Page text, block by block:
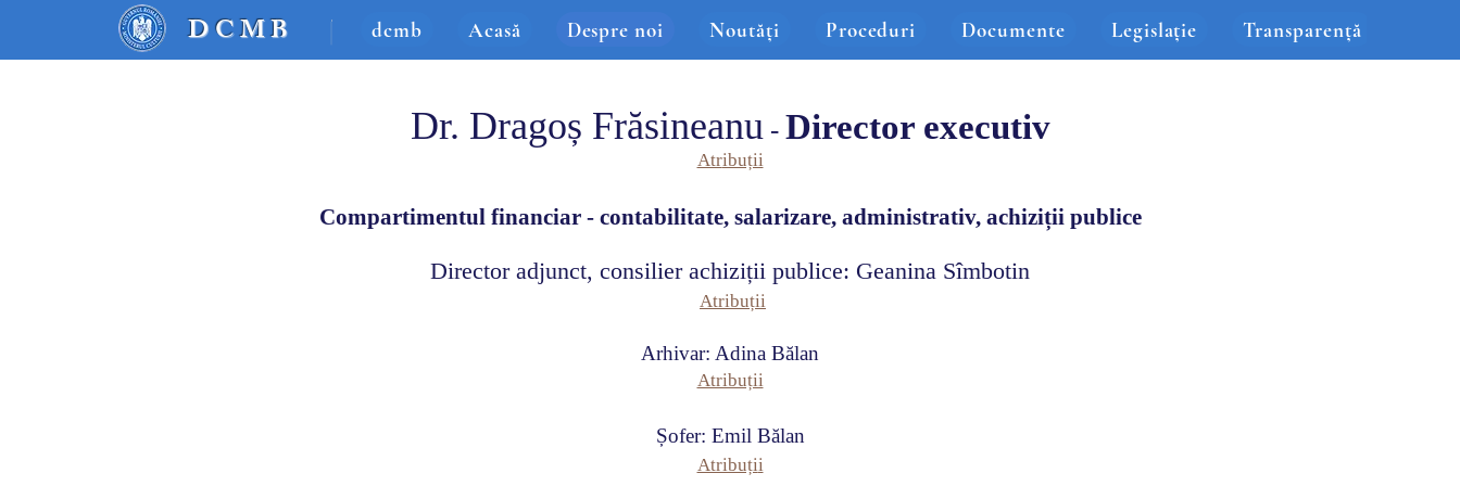
DCMB dcmb Acasă Despre noi Noutăți Proceduri Documente Legislație Transparență
Dr. Dragoș Frăsineanu - Director executiv
Atribuții
Compartimentul financiar - contabilitate, salarizare, administrativ, achiziții publice
Director adjunct, consilier achiziții publice: Geanina Sîmbotin
Atribuții
Arhivar: Adina Bălan
Atribuții
Șofer: Emil Bălan
Atribuții